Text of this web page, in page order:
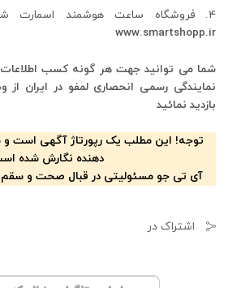
فروشگاه ساعت هوشمند اسمارت
www.smartshopp.ir
شما می توانید جهت هر گونه کسب
نمایندگی رسمی انحصاری لمفو در ایران
بازدید نمائید
توجه! این مطلب یک رپورتاژ آگهی است و
دهنده نگارش شده
آی تی جو مسئولیتی در قبال صحت و سقم
اشتراک در